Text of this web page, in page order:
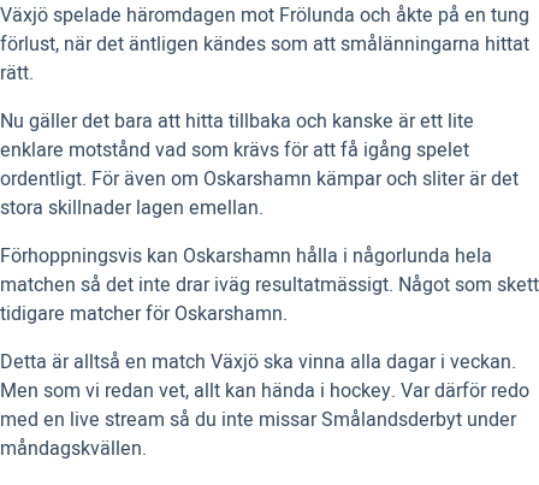
Växjö spelade häromdagen mot Frölunda och åkte på en tung
förlust, när det äntligen kändes som att smålänningarna hittat
rätt.
Nu gäller det bara att hitta tillbaka och kanske är ett lite
enklare motstånd vad som krävs för att få igång spelet
ordentligt. För även om Oskarshamn kämpar och sliter är det
stora skillnader lagen emellan.
Förhoppningsvis kan Oskarshamn hålla i någorlunda hela
matchen så det inte drar iväg resultatmässigt. Något som skett
tidigare matcher för Oskarshamn.
Detta är alltså en match Växjö ska vinna alla dagar i veckan.
Men som vi redan vet, allt kan hända i hockey. Var därför redo
med en live stream så du inte missar Smålandsderbyt under
måndagskvällen.